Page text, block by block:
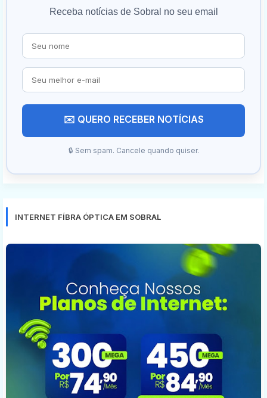
Receba notícias de Sobral no seu email
✉️ QUERO RECEBER NOTÍCIAS
🔒 Sem spam. Cancele quando quiser.
INTERNET FÍBRA ÓPTICA EM SOBRAL